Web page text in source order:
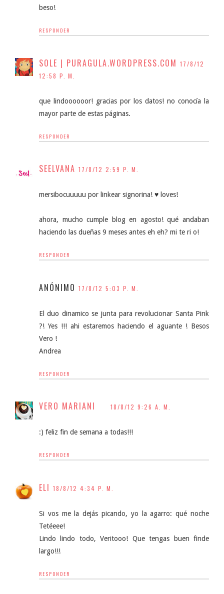
beso!
RESPONDER
SOLE | PURAGULA.WORDPRESS.COM 17/8/12
12:58 P. M.
que lindoooooor! gracias por los datos! no conocía la
mayor parte de estas páginas.
RESPONDER
SEELVANA 17/8/12 2:59 P. M.
mersibocuuuuu por linkear signorina! ♥ loves!
ahora, mucho cumple blog en agosto! qué andaban
haciendo las dueñas 9 meses antes eh eh? mi te ri o!
RESPONDER
ANÓNIMO 17/8/12 5:03 P. M.
El duo dinamico se junta para revolucionar Santa Pink
?! Yes !!! ahi estaremos haciendo el aguante ! Besos
Vero !
Andrea
RESPONDER
VERO MARIANI 18/8/12 9:26 A. M.
:) feliz fin de semana a todas!!!
RESPONDER
ELI 18/8/12 4:34 P. M.
Si vos me la dejás picando, yo la agarro: qué noche
Tetéeee!
Lindo lindo todo, Veritooo! Que tengas buen finde
largo!!!
RESPONDER